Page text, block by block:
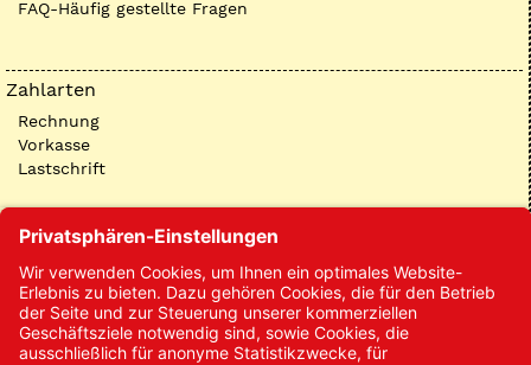
FAQ-Häufig gestellte Fragen
Zahlarten
Rechnung
Vorkasse
Lastschrift
Kontakt
Kontakt/Anfrage
Neukundenanmeldung